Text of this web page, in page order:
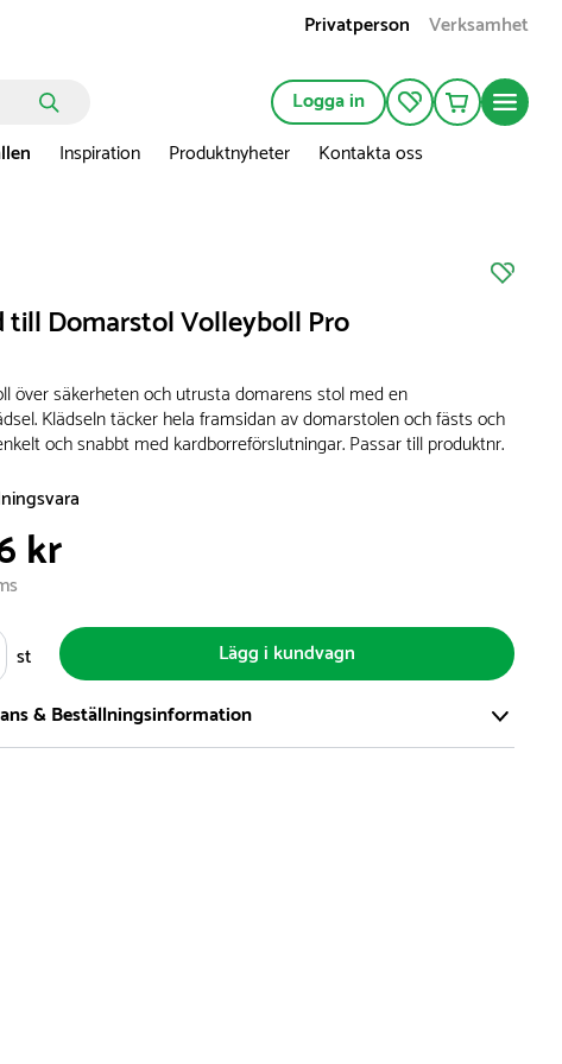
Privatperson Verksamhet
Logga in
Inspiration Produktnyheter Kontakta oss
till Domarstol Volleyboll Pro
över säkerheten och utrusta domarens stol med en
Klädseln täcker hela framsidan av domarstolen och fästs och
och snabbt med kardborreförslutningar. Passar till produktnr.
kr
st
Lägg i kundvagn
& Beställningsinformation